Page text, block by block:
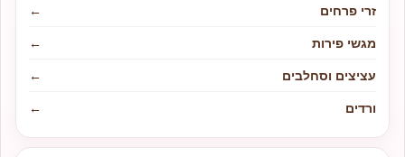
זרי פרחים
←
מגשי פירות
←
עציצים וסחלבים
←
ורדים
←